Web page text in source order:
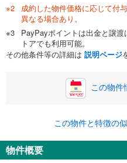
0万円
自己資金から住宅購入にか
い。一般的には物件価格の2
閉じる
ボーナス
0円
ナス時の増額分（1回分）
ボーナス払いの限度額は金
閉じる
月々の返済額
成約した物件価格に応じて付
異なる場合あり。
PayPayポイントは出金と譲
トアでも利用可能。
その他条件等の詳細は 説明ページ
この物件
この物件と特徴の
物件概要